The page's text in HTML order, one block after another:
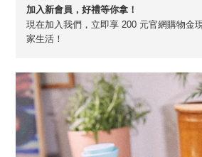
加入新會員，好禮等你拿！
現在加入我們，立即享 200 元官網購物金
家生活！